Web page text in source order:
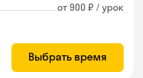
от 900 ₽ / урок
Выбрать время